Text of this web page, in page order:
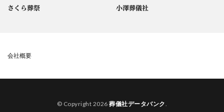
さくら葬祭 小澤葬儀社
会社概要
© Copyright 2026葬儀社データバンク.